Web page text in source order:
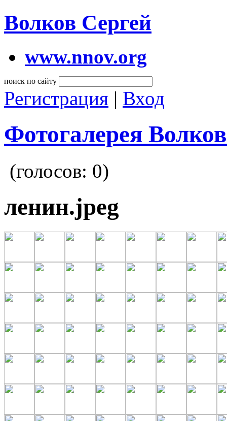
Волков Сергей
www.nnov.org
поиск по сайту
Регистрация | Вход
Фотогалерея
(голосов: 0)
ленин.jpeg